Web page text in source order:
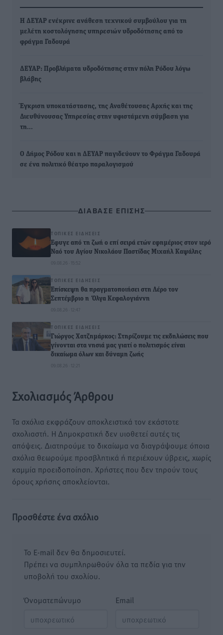
Η ΔΕΥΑΡ ενέκρινε ανάθεση τεχνικού συμβούλου για τη
μελέτη κοστολόγησης υπηρεσιών υδροδότησης από το
φράγμα Γαδουρά
ΔΕΥΑΡ: Προβλήματα υδροδότησης στην πόλη Ρόδου λόγω
βλάβης
Έγκριση υποκατάστασης, της Αναθέτουσας Αρχής και της
Διευθύνουσας Υπηρεσίας στην υφιστάμενη σύμβαση για
τη…
Ο Δήμος Ρόδου και η ΔΕΥΑΡ παγιδεύουν το Φράγμα Γαδουρά
σε ένα πολιτικό θέατρο παραλογισμού
ΔΙΑΒΑΣΕ ΕΠΙΣΗΣ
ΤΟΠΙΚΈΣ ΕΙΔΉΣΕΙΣ
Έφυγε από τη ζωή ο επί σειρά ετών εφημέριος στον ιερό
Ναό του Αγίου Νικολάου Παστίδας Μιχαήλ Καψάλης
09.08.26 · 15:52
ΤΟΠΙΚΈΣ ΕΙΔΉΣΕΙΣ
Επίσκεψη θα πραγματοποιήσει στη Λέρο τον
Σεπτέμβριο η Όλγα Κεφαλογιάννη
09.08.26 · 12:47
ΤΟΠΙΚΈΣ ΕΙΔΉΣΕΙΣ
Γιώργος Χατζημάρκος: Στηρίζουμε τις εκδηλώσεις που
γίνονται στα νησιά μας γιατί ο πολιτισμός είναι
δικαίωμα όλων και δύναμη ζωής
09.08.26 · 12:21
Σχολιασμός Άρθρου
Τα σχόλια εκφράζουν αποκλειστικά τον εκάστοτε
σχολιαστή. Η Δημοκρατική δεν υιοθετεί αυτές τις
απόψεις. Διατηρούμε το δικαίωμα να διαγράψουμε όποια
σχόλια θεωρούμε προσβλητικά ή περιέχουν ύβρεις, χωρίς
καμμία προειδοποίηση. Χρήστες που δεν τηρούν τους
όρους χρήσης αποκλείονται.
Προσθέστε ένα σχόλιο
Το E-mail δεν θα δημοσιευτεί.
Πρέπει να συμπληρωθούν όλα τα πεδία για την
υποβολή του σχολίου.
Όνοματεπώνυμο Email